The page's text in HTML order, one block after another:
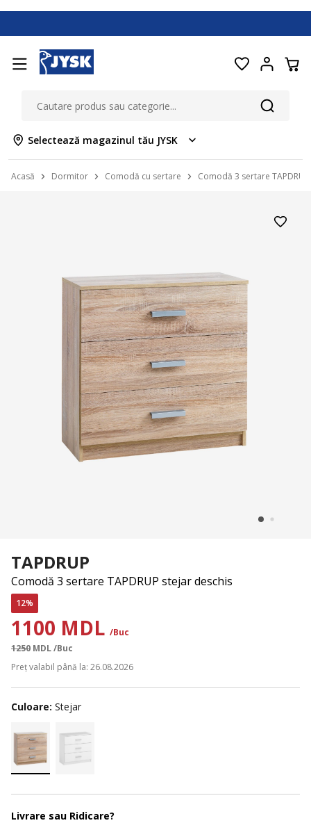
Selectează magazinul tău JYSK
Acasă Dormitor Comodă cu sertare Comodă 3 sertare
TAPDRUP
Comodă 3 sertare TAPDRUP stejar deschis
12%
1100 MDL /Buc
1250 MDL/Buc
Preț valabil până la: 26.08.2026
Culoare: Stejar
Livrare sau Ridicare?